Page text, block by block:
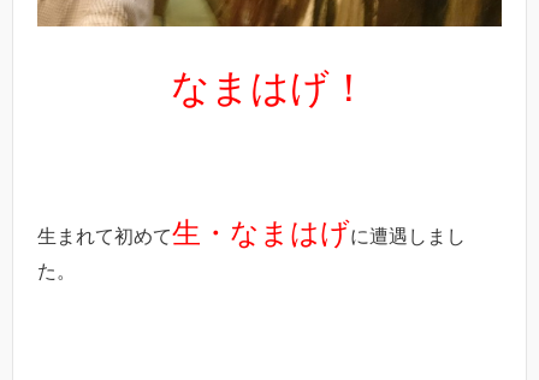
なまはげ！
生まれて初めて生・なまはげに遭遇しまし
た。